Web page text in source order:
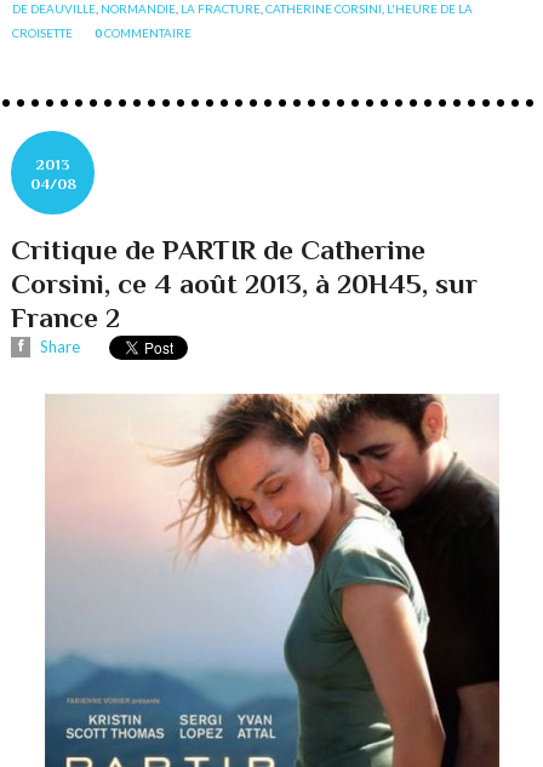
DE DEAUVILLE NORMANDIE LA FRACTURE ,CATHERINE CORSINI L'HEURE DE LA
CROISETTE
0COMMENTAIRE
2013
04/08
Critique de PARTIR de Catherine
Corsini, ce 4 août 2013, à 20H45, sur
France 2
Share